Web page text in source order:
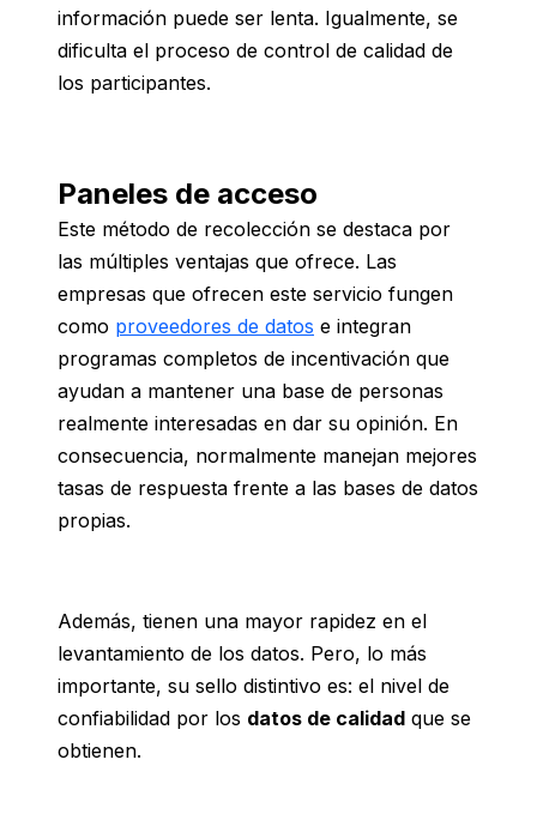
información puede ser lenta. Igualmente, se
dificulta el proceso de control de calidad de
los participantes.
Paneles de acceso
Este método de recolección se destaca por
las múltiples ventajas que ofrece. Las
empresas que ofrecen este servicio fungen
como proveedores de datos e integran
programas completos de incentivación que
ayudan a mantener una base de personas
realmente interesadas en dar su opinión. En
consecuencia, normalmente manejan mejores
tasas de respuesta frente a las bases de datos
propias.
Además, tienen una mayor rapidez en el
levantamiento de los datos. Pero, lo más
importante, su sello distintivo es: el nivel de
confiabilidad por los datos de calidad que se
obtienen.